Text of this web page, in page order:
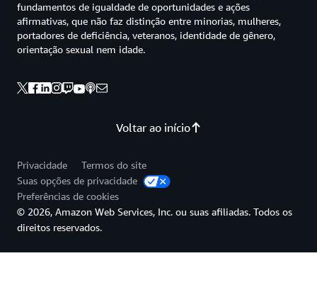
Voltar ao início
fundamentos de igualdade de oportunidades e ações
afirmativas, que não faz distinção entre minorias, mulheres,
portadores de deficiência, veteranos, identidade de gênero,
orientação sexual nem idade.
Privacidade
Termos do site
Suas opções de privacidade
Preferências de cookies
© 2026, Amazon Web Services, Inc. ou suas afiliadas. Todos os
direitos reservados.